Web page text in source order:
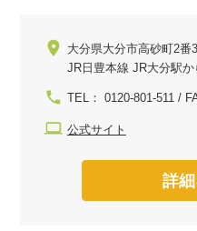
大分県大分市高砂町2番
JR日豊本線 JR大分駅か
TEL： 0120-801-511 /
公式サイト
詳